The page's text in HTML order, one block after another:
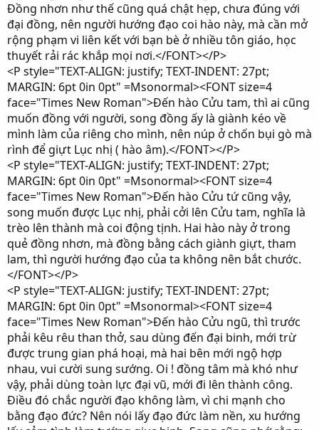
Đồng nhơn như thế cũng quá chật hẹp, chưa đúng với
đại đồng, nên người hướng đạo coi hào này, mà cần mở
rộng phạm vi liên kết với bạn bè ở nhiều tôn giáo, học
thuyết rải rác khắp mọi nơi.</FONT></P>
<P style="TEXT-ALIGN: justify; TEXT-INDENT: 27pt;
MARGIN: 6pt 0in 0pt" =Msonormal><FONT size=4
face="Times New Roman">Đến hào Cửu tam, thì ai cũng
muốn đồng với người, song đồng ấy là giành kéo về
mình làm của riêng cho mình, nên núp ở chốn bụi gò mà
rình để giựt Lục nhị ( hào âm).</FONT></P>
<P style="TEXT-ALIGN: justify; TEXT-INDENT: 27pt;
MARGIN: 6pt 0in 0pt" =Msonormal><FONT size=4
face="Times New Roman">Đến hào Cửu tứ cũng vậy,
song muốn được Lục nhị, phải cởi lên Cửu tam, nghĩa là
trèo lên thành mà coi động tịnh. Hai hào này ở trong
quẻ đồng nhơn, mà đồng bằng cách giành giựt, tham
lam, thì người hướng đạo của ta không nên bắt chước.
</FONT></P>
<P style="TEXT-ALIGN: justify; TEXT-INDENT: 27pt;
MARGIN: 6pt 0in 0pt" =Msonormal><FONT size=4
face="Times New Roman">Đến hào Cửu ngũ, thì trước
phải kêu rêu than thở, sau dùng đến đại binh, mới trừ
được trung gian phá hoại, mà hai bên mới ngộ hợp
nhau, vui cười sung sướng. Oi ! đồng tâm mà khó như
vậy, phải dùng toàn lực đại vũ, mới đi lên thành công.
Điều đó chắc người đạo không làm, vì chi mạnh cho
bằng đạo đức? Nên nói lấy đạo đức làm nền, xu hướng